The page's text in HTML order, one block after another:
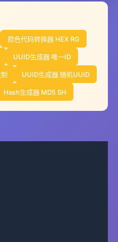
颜色代码转换器 HEX RG
UUID生成器 唯一ID
UUID生成器 随机UUID
Hash生成器 MD5 SH